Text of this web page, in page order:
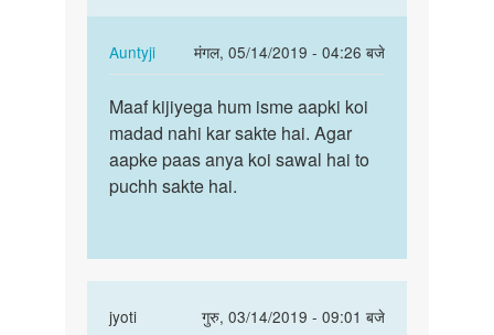
sex
karte…
by
Rajeev
Kumar
aur…
Auntyji
मंगल, 05/14/2019 - 04:26 बजे
In
reply
to
Mujhe
sexy
baat
by
वीक्ष्य
Maaf
kijiyega
hum
isme
Maaf kijiyega hum isme aapki koi
madad nahi kar sakte hai. Agar
aapke paas anya koi sawal hai to
puchh sakte hai.
jyoti
गुरु, 03/14/2019 - 09:01 बजे
In